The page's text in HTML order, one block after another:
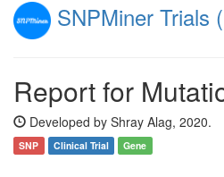
SNPMiner Trials
Report for
Developed by Shray Alag, 2020.
SNP Clinical Trial Gene